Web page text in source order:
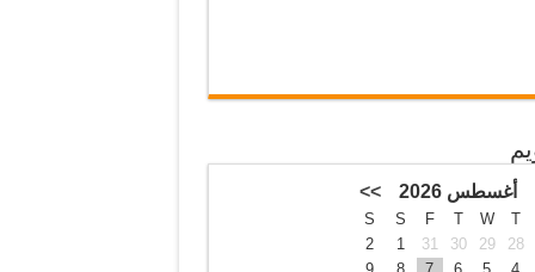
أغسطس 2026 >>
T
W
T
F
S
S
28
29
30
31
1
2